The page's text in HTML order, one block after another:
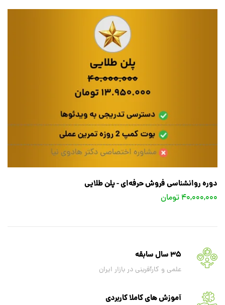
دوره روانشناسی فروش حرفه‌ای - پلن طلایی
40,000,000 تومان
35 سال سابقه
علمی و کارآفرینی در بازار ایران
آموزش های کاملا کاربردی